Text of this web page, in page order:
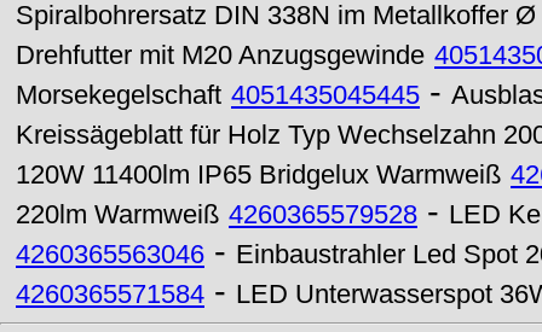
Spiralbohrersatz DIN 338N im Metallkoffer
Drehfutter mit M20 Anzugsgewinde
Morsekegelschaft 4051435045445 -
Kreissägeblatt für Holz Typ Wechselzahn
120W 11400lm IP65 Bridgelux Warmweiß
220lm Warmweiß 4260365579528 - LED
4260365563046 - Einbaustrahler Led Spot
4260365571584 - LED Unterwasserspot